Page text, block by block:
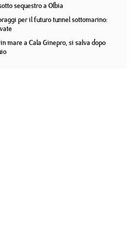
sequestro a Olbia
per il futuro tunnel sottomarino:
mare a Cala Ginepro, si salva dopo